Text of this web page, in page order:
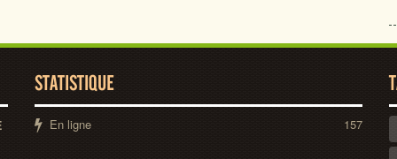
STATISTIQUE
En ligne 157